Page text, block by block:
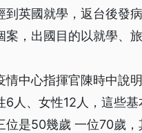
到英國就學，返台後發
案，出國目的以就學、
情中心指揮官陳時中說
6人、女性12人，這些
位是50幾歲 一位70歲